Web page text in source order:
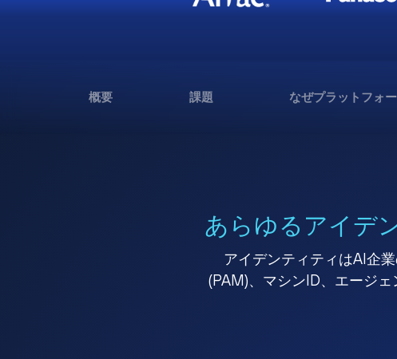
概要 課題 なぜプラットフォ
あらゆるアイデ
アイデンティティはAI企
(PAM)、マシンID、エージ